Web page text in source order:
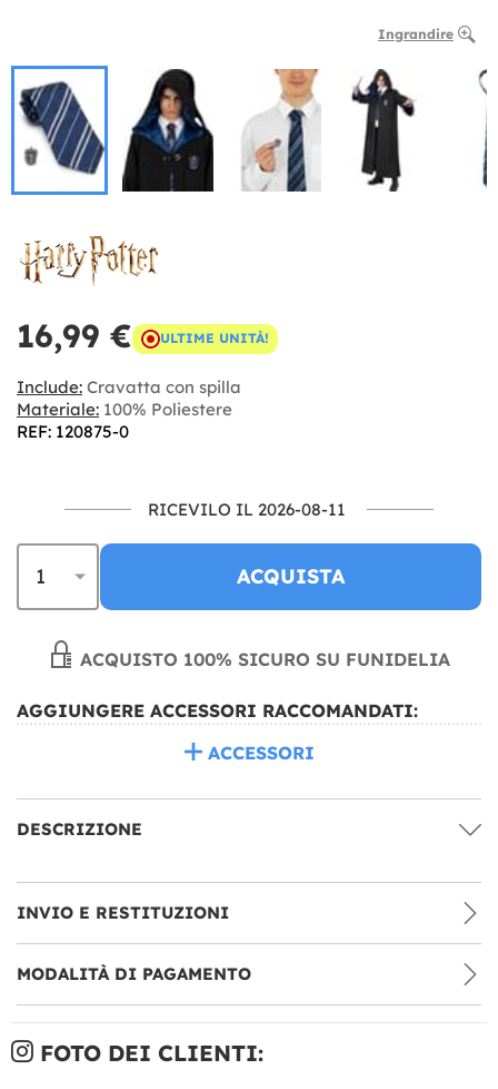
Ingrandire
16,99 € ULTIME UNITÀ!
Include: Cravatta con spilla
Materiale: 100% Poliestere
REF: 120875-0
RICEVILO IL 2026-08-11
ACQUISTA
ACQUISTO 100% SICURO SU FUNIDELIA
AGGIUNGERE ACCESSORI RACCOMANDATI:
ACCESSORI
DESCRIZIONE
INVIO E RESTITUZIONI
MODALITÀ DI PAGAMENTO
FOTO DEI CLIENTI: